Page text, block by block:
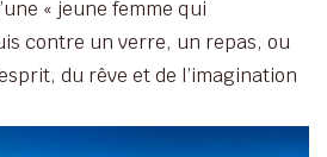
« jeune femme qui
contre un verre, un repas, ou
du rêve et de l’imagination